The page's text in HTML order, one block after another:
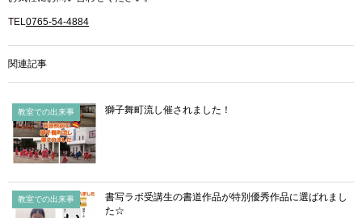
TEL0765-54-4884
関連記事
教室での出来事 獅子舞町流し催されました！
教室での出来事
書写ラボ受講生の書道作品が特別優秀作品に選ばれまし
た☆